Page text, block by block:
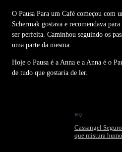
O Pausa Para um Café começou com
Schermak gostava e recomendava
ser perfeita. Caminhou seguindo os
uma parte da mesma.
Hoje o Pausa é a Anna e a Anna é o
de tudo que gostaria de ler.
HQ
Cassangel
que mistura